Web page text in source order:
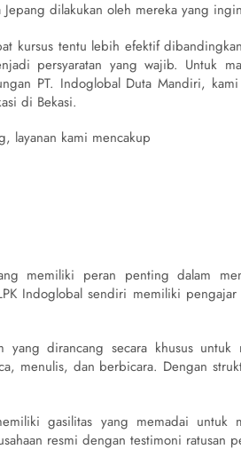
Jepang dilakukan oleh mereka yang
kursus tentu lebih efektif
persyaratan yang wajib. Untuk
PT. Indoglobal Duta Mandiri,
di Bekasi.
layanan kami mencakup
memiliki peran penting dalam
Indoglobal sendiri memiliki
yang dirancang secara khusus
menulis, dan berbicara. Dengan
gasilitas yang memadai untuk
resmi dengan testimoni ratusan